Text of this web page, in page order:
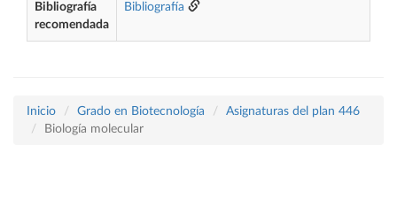
Bibliografía
recomendada
Bibliografía
Inicio Grado en Biotecnología
Asignaturas del plan 446
Biología molecular